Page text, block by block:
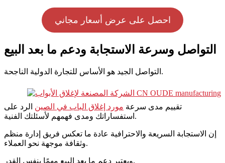
احصل على عرض أسعار مجاني
التواصل وسرعة الاستجابة ودعم ما بعد البيع
التواصل الجيد هو الأساس للتجارة الدولية الناجحة.
تقييم مدى سرعة مورد إغلاق الباب في الصين الرد على
استفساراتك ومدى فهمهم لأسئلتك الفنية.
إن الاستجابة السريعة والاحترافية عادة ما تعكس فريق إدارة منظم
وثقافة موجهة نحو العملاء.
ويعتبر دعم ما بعد البيع مهمًا بنفس القدر.